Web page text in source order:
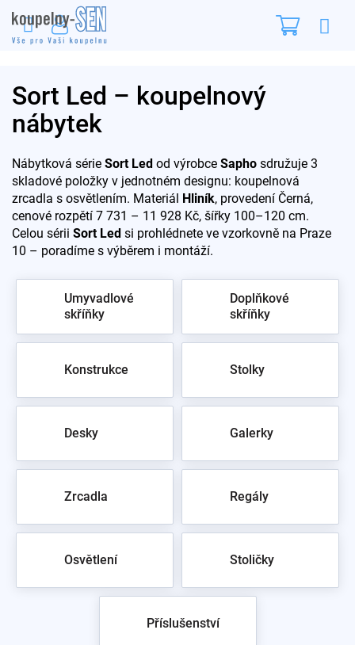
na
obsah
Sort Led – koupelnový
nábytek
Nábytková série Sort Led od výrobce Sapho sdružuje 3
skladové položky v jednotném designu: koupelnová
zrcadla s osvětlením. Materiál Hliník, provedení Černá,
cenové rozpětí 7 731 – 11 928 Kč, šířky 100–120 cm.
Celou sérii Sort Led si prohlédnete ve vzorkovně na Praze
10 – poradíme s výběrem i montáží.
Umyvadlové
skříňky
Doplňkové
skříňky
Konstrukce Stolky
Desky Galerky
Zrcadla Regály
Osvětlení Stoličky
Příslušenství